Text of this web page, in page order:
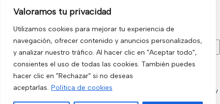
Valoramos tu privacidad
Utilizamos cookies para mejorar tu experiencia de
navegación, ofrecer contenido y anuncios personalizados,
y analizar nuestro tráfico. Al hacer clic en "Aceptar todo",
consientes el uso de todas las cookies. También puedes
hacer clic en "Rechazar" si no deseas
aceptarlas. Política de cookies
Únete a nuestras novedades
Recibe las últimas novedades y promociones.
Usado de acuerdo con nuestraPolítica de privacidad
electro3 ©
2026.